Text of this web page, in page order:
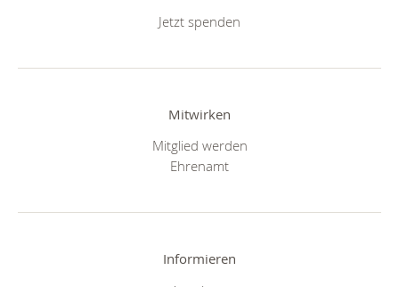
Jetzt spenden
Mitwirken
Mitglied werden
Ehrenamt
Informieren